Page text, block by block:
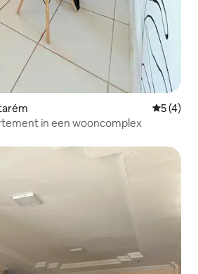
5 (4)
in een wooncomplex